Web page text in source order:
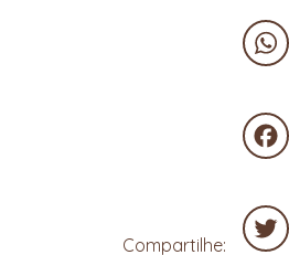
Compartilhe: